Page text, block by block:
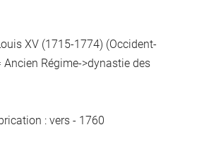
XV (1715-1774) (Occident-
Ancien Régime->dynastie des
: vers - 1760